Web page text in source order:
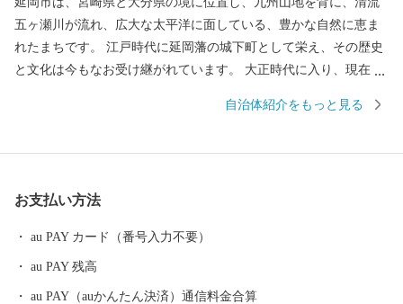
五ヶ瀬川が流れ、広大な太平洋に面している、豊かな自然に恵ま
れたまちです。 江戸時代に延岡藩の城下町として栄え、その歴史
と文化は今もなお受け継がれています。 大正時代に入り、現在の
は、《山の文化の北方町》、《海の文化の北浦町》、《山と川の
は獲れたての伊勢海老や岩ガキ、カンパチなどの魚介類。 山や大
地からは、桃や葡萄、たけのこなど瑞々しい果物や野菜をはじ
の鮎やなは300年以上続く漁法で、規模・漁獲量ともに日本最大級
の「秋の風物詩」です。 他にも、多くのグルメや清流から生まれ
自治体紹介をもっと見る
お支払い方法
au PAY カード（番号入力不要）
au PAY 残高
au PAY（auかんたん決済）通信料金合算